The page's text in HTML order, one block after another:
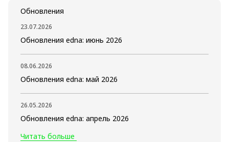
Обновления
23.07.2026
Обновления edna: июнь 2026
08.06.2026
Обновления edna: май 2026
26.05.2026
Обновления edna: апрель 2026
Читать больше